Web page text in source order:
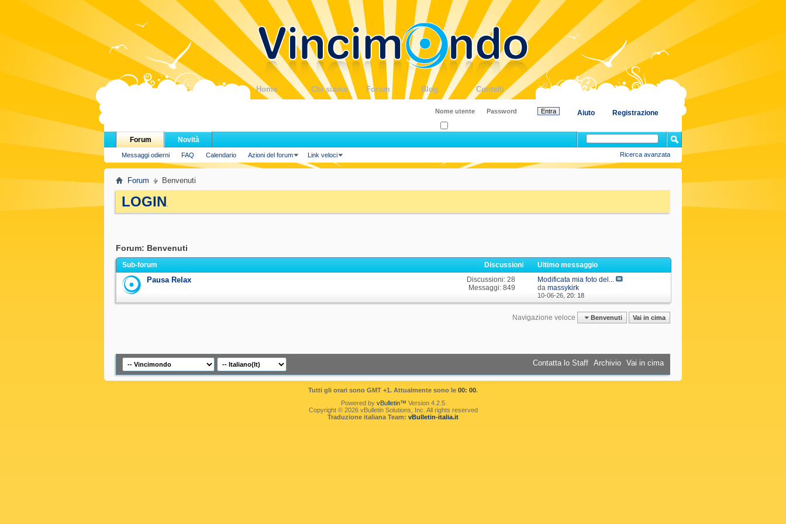
Home Chi siamo Forum Blog Contatti
Registrazione
Aiuto
Forum
Messaggi odierni FAQ Calendario Azioni del forum Link veloci
Novità
Ricerca avanzata
Forum Benvenuti
LOGIN.
Forum: Benvenuti
Sub-forum Discussioni Ultimo messaggio
Pausa Relax
Discussioni: 28
Messaggi: 849
Modificata mia foto del...
damassykirk
10-06-26,20: 18
Navigazione veloce Benvenuti Vai in cima
Contatta lo Staff Archivio Vai in cima
Tutti gli orari sono GMT +1. Attualmente sono le 00: 00.
Powered by vBulletin™ Version 4.2.5
Copyright © 2026 vBulletin Solutions, Inc. All rights reserved
Traduzione italiana Team: vBulletin-italia.it